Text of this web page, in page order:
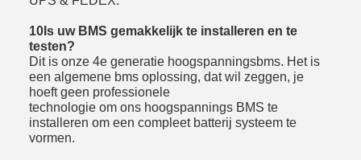
10Is uw BMS gemakkelijk te installeren en te
testen?
Dit is onze 4e generatie hoogspanningsbms. Het is
een algemene bms oplossing, dat wil zeggen, je
hoeft geen professionele
technologie om ons hoogspannings BMS te
installeren om een compleet batterij systeem te
vormen.